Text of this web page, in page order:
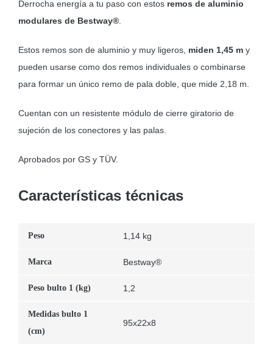
Derrocha energía a tu paso con estosremos de aluminio
modulares de Bestway®.
Estos remos son de aluminio y muy ligeros, miden 1,45 my
pueden usarse como dos remos individuales o combinarse
para formar un único remo de pala doble, que mide 2,18 m.
Cuentan con un resistente módulo de cierre giratorio de
sujeción de los conectores y las palas.
Aprobados por GS y TÜV.
Características técnicas
Peso 1,14 kg
Marca Bestway®
Peso bulto 1 (kg) 1,2
Medidas bulto 1
(cm)
95x22x8